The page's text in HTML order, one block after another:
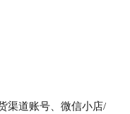
渠道账号、微信小店/